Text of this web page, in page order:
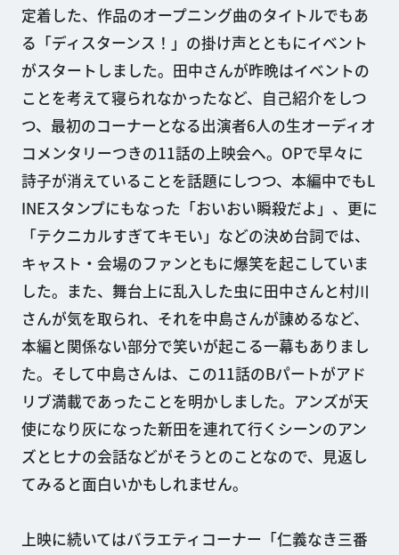
定着した、作品のオープニング曲のタイトルでもあ
る「ディスターンス！」の掛け声とともにイベント
がスタートしました。田中さんが昨晩はイベントの
ことを考えて寝られなかったなど、自己紹介をしつ
つ、最初のコーナーとなる出演者6人の生オーディオ
コメンタリーつきの11話の上映会へ。OPで早々に
詩子が消えていることを話題にしつつ、本編中でもL
INEスタンプにもなった「おいおい瞬殺だよ」、更に
「テクニカルすぎてキモい」などの決め台詞では、
キャスト・会場のファンともに爆笑を起こしていま
した。また、舞台上に乱入した虫に田中さんと村川
さんが気を取られ、それを中島さんが諌めるなど、
本編と関係ない部分で笑いが起こる一幕もありまし
た。そして中島さんは、この11話のBパートがアド
リブ満載であったことを明かしました。アンズが天
使になり灰になった新田を連れて行くシーンのアン
ズとヒナの会話などがそうとのことなので、見返し
てみると面白いかもしれません。
上映に続いてはバラエティコーナー「仁義なき三番